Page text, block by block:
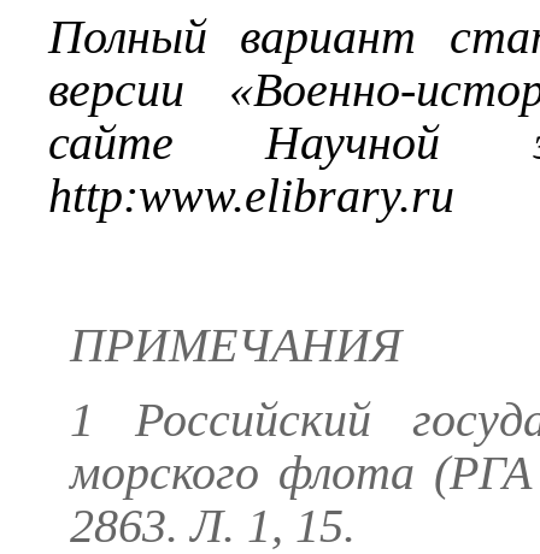
Полный вариант
версии «Военно-
сайте Научной
http:www.elibrary.ru
ПРИМЕЧАНИЯ
1 Российский
морского флота
2863. Л. 1, 15.